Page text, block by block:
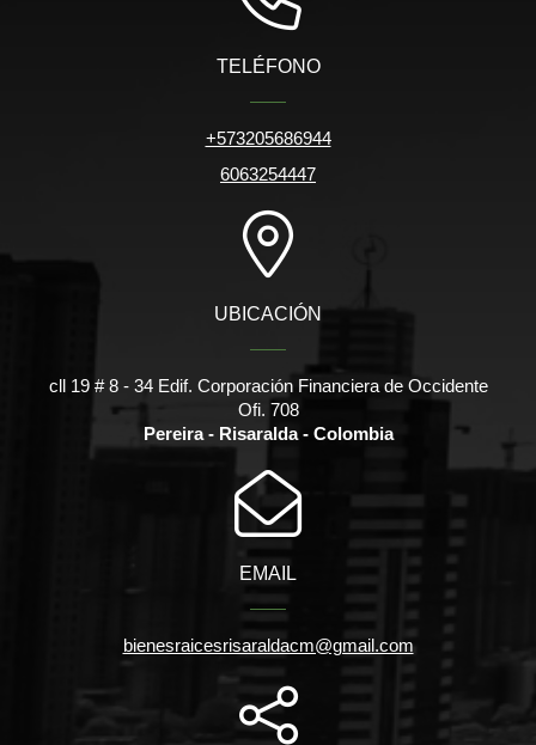
TELÉFONO
+573205686944
6063254447
UBICACIÓN
cll 19 # 8 - 34 Edif. Corporación Financiera de Occidente
Ofi. 708
Pereira - Risaralda - Colombia
EMAIL
bienesraicesrisaraldacm@gmail.com